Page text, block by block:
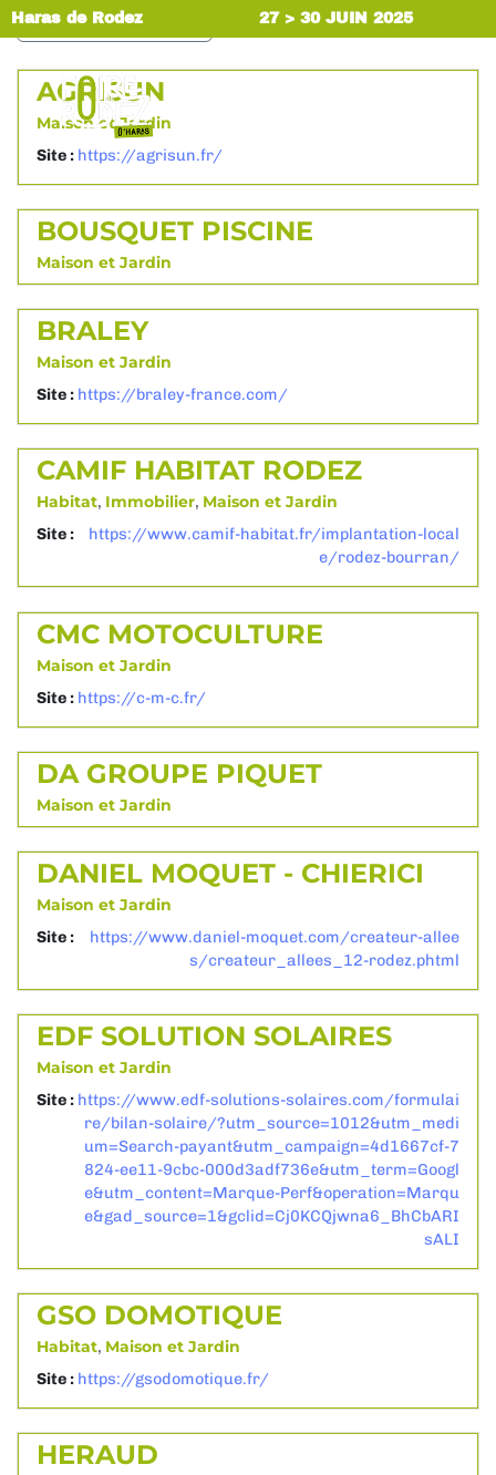
Haras de Rodez 27 > 30 JUIN 2025
RECOMMENDED
AGRISUN
Maison et Jardin
Site : https://agrisun.fr/
BOUSQUET PISCINE
Maison et Jardin
BRALEY
Maison et Jardin
Site : https://braley-france.com/
CAMIF HABITAT RODEZ
Habitat, Immobilier, Maison et Jardin
Site :
https://www.camif-habitat.fr/implantation-local
e/rodez-bourran/
CMC MOTOCULTURE
Maison et Jardin
Site : https://c-m-c.fr/
DA GROUPE PIQUET
Maison et Jardin
DANIEL MOQUET - CHIERICI
Maison et Jardin
Site :
https://www.daniel-moquet.com/createur-allee
s/createur_allees_12-rodez.phtml
EDF SOLUTION SOLAIRES
Maison et Jardin
Site : https://www.edf-solutions-solaires.com/formulai
re/bilan-solaire/?utm_source=1012&utm_medi
um=Search-payant&utm_campaign=4d1667cf-7
824-ee11-9cbc-000d3adf736e&utm_term=Googl
e&utm_content=Marque-Perf&operation=Marqu
e&gad_source=1&gclid=Cj0KCQjwna6_BhCbARI
sALI
GSO DOMOTIQUE
Habitat, Maison et Jardin
Site : https://gsodomotique.fr/
HERAUD